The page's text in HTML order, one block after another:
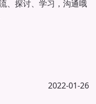
、探讨、学习，沟通哦
2022-01-26